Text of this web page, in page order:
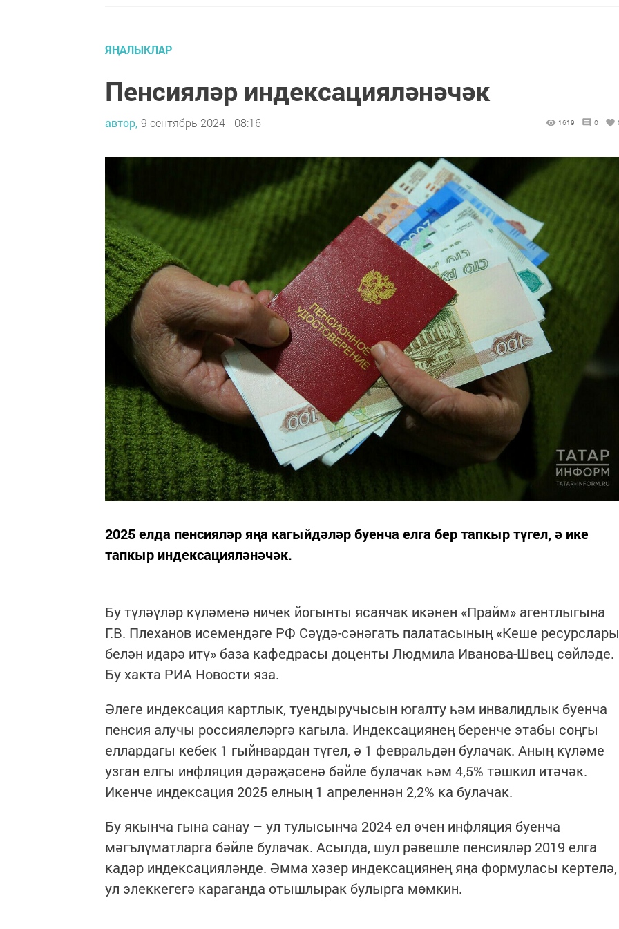
ЯҢАЛЫКЛАР
Пенсияләр индексацияләнәчәк
автор, 9 сентябрь 2024 - 08:16 1619 0
2025 елда пенсияләр яңа кагыйдәләр буенча елга бер тапкыр түгел, ә ике
тапкыр индексацияләнәчәк.
Бу түләүләр күләменә ничек йогынты ясаячак икәнен «Прайм» агентлыгына
Г.В. Плеханов исемендәге РФ Сәүдә-сәнәгать палатасының «Кеше ресурслары
белән идарә итү» база кафедрасы доценты Людмила Иванова-Швец сөйләде.
Бу хакта РИА Новости яза.
Әлеге индексация картлык, туендыручысын югалту һәм инвалидлык буенча
пенсия алучы россиялеләргә кагыла. Индексациянең беренче этабы соңгы
еллардагы кебек 1 гыйнвардан түгел, ә 1 февральдән булачак. Аның күләме
узган елгы инфляция дәрәҗәсенә бәйле булачак һәм 4,5% тәшкил итәчәк.
Икенче индексация 2025 елның 1 апреленнән 2,2% ка булачак.
Бу якынча гына санау – ул тулысынча 2024 ел өчен инфляция буенча
мәгълүматларга бәйле булачак. Асылда, шул рәвешле пенсияләр 2019 елга
кадәр индексацияләнде. Әмма хәзер индексациянең яңа формуласы кертелә,
ул элеккегегә караганда отышлырак булырга мөмкин.